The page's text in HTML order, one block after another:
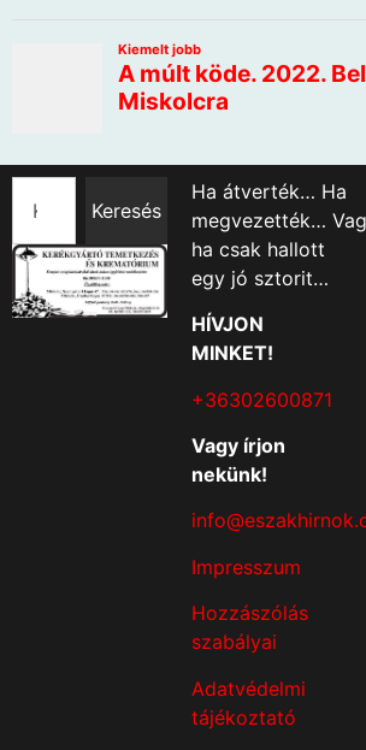
Keresés
Ha átverték… Ha
megvezették…
ha csak hallott
egy jó sztorit…
HÍVJON
MINKET!
+36302600871
Vagy írjon
nekünk!
Impresszum
Hozzászólás
szabályai
Adatvédelmi
tájékoztató